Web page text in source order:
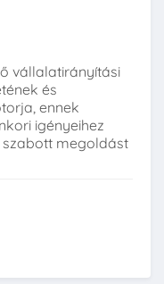
vállalatirányítási
és
ennek
igényeihez
megoldást